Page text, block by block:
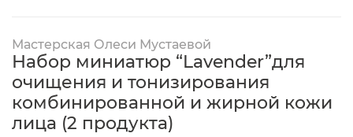
Мастерская Олеси Мустаевой
Набор миниатюр “Lavender”для
очищения и тонизирования
комбинированной и жирной кожи
лица (2 продукта)